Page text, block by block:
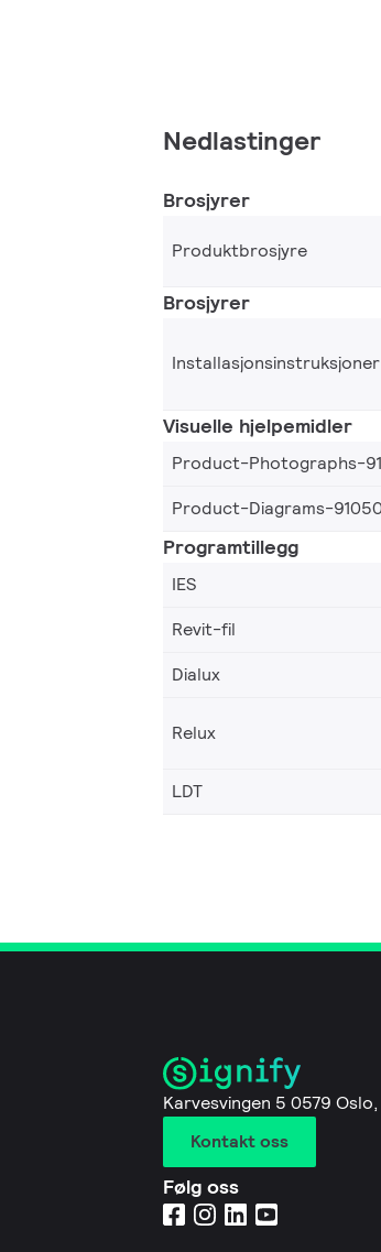
Nedlastinger
Brosjyrer
Produktbrosjyre
Brosjyrer
Installasjonsinstruksjoner
Visuelle hjelpemidler
Product-Photographs-
Product-Diagrams-
Programtillegg
IES
Revit-fil
Dialux
Relux
LDT
Karvesvingen 5 0579
Kontakt oss
Følg oss